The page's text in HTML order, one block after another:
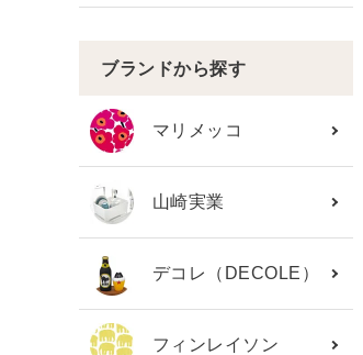
ブランドから探す
マリメッコ
山崎実業
デコレ（DECOLE）
フィンレイソン